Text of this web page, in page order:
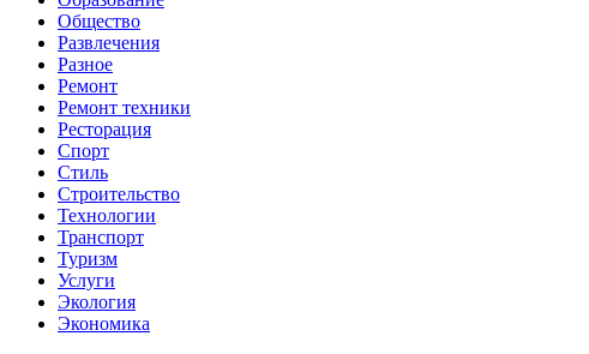
Общество
Развлечения
Разное
Ремонт
Ремонт техники
Ресторация
Спорт
Стиль
Строительство
Технологии
Транспорт
Туризм
Услуги
Экология
Экономика